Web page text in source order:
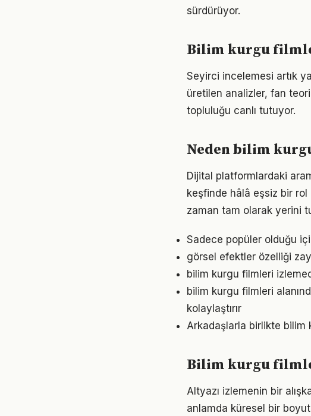
sürdürüyor.
Bilim kurgu
Seyirci incelemesi artık
üretilen analizler, fan
topluluğu canlı tutuyor.
Neden bilim
Dijital platformlardaki
keşfinde hâlâ eşsiz bir
zaman tam olarak yerini
Sadece popüler olduğu
görsel efektler özelliği
bilim kurgu filmleri
bilim kurgu filmleri
kolaylaştırır
Arkadaşlarla birlikte bilim
Bilim kurgu
Altyazı izlemenin bir
anlamda küresel bir boyut